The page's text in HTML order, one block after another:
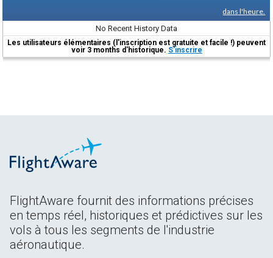
dans l'heure.
No Recent History Data
Les utilisateurs élémentaires (l'inscription est gratuite et facile !) peuvent
voir 3 months d'historique. S'inscrire
FlightAware fournit des informations précises
en temps réel, historiques et prédictives sur les
vols à tous les segments de l'industrie
aéronautique.